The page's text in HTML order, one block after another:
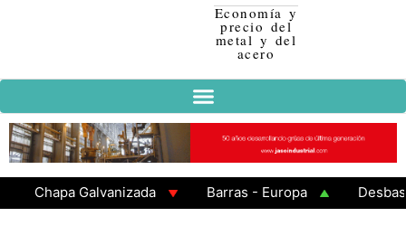
Economía y
precio del
metal y del
acero
Chapa Galvanizada Barras - Europa
Desbaste -